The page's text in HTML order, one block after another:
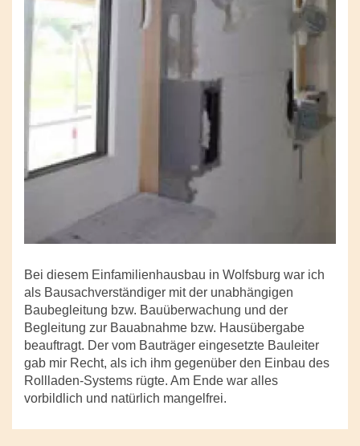
Bei diesem Einfamilienhausbau in Wolfsburg war ich
als Bausachverständiger mit der unabhängigen
Baubegleitung bzw. Bauüberwachung und der
Begleitung zur Bauabnahme bzw. Hausübergabe
beauftragt. Der vom Bauträger eingesetzte Bauleiter
gab mir Recht, als ich ihm gegenüber den Einbau des
Rollladen-Systems rügte. Am Ende war alles
vorbildlich und natürlich mangelfrei.